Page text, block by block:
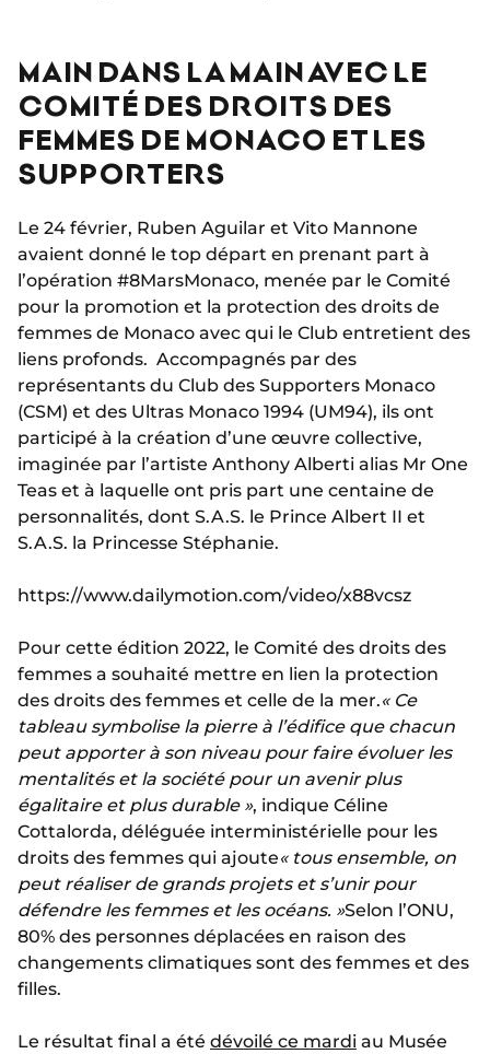
MAIN DANS LA MAIN AVEC LE
COMITÉ DES DROITS DES
FEMMES DE MONACO ET LES
SUPPORTERS
Le 24 février, Ruben Aguilar et Vito Mannone
avaient donné le top départ en prenant part à
l’opération #8MarsMonaco, menée par le Comité
pour la promotion et la protection des droits de
femmes de Monaco avec qui le Club entretient des
liens profonds. Accompagnés par des
représentants du Club des Supporters Monaco
(CSM) et des Ultras Monaco 1994 (UM94), ils ont
participé à la création d’une œuvre collective,
imaginée par l’artiste Anthony Alberti alias Mr One
Teas et à laquelle ont pris part une centaine de
personnalités, dont S.A.S. le Prince Albert II et
S.A.S. la Princesse Stéphanie.
https://www.dailymotion.com/video/x88vcsz
Pour cette édition 2022, le Comité des droits des
femmes a souhaité mettre en lien la protection
des droits des femmes et celle de la mer.« Ce
tableau symbolise la pierre à l’édifice que chacun
peut apporter à son niveau pour faire évoluer les
mentalités et la société pour un avenir plus
égalitaire et plus durable », indique Céline
Cottalorda, déléguée interministérielle pour les
droits des femmes qui ajoute« tous ensemble, on
peut réaliser de grands projets et s’unir pour
défendre les femmes et les océans. »Selon l’ONU,
80% des personnes déplacées en raison des
changements climatiques sont des femmes et des
filles.
Le résultat final a été dévoilé ce mardi au Musée